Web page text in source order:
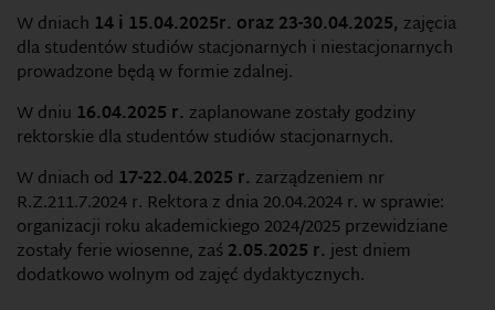
W dniach 14 i 15.04.2025r. oraz 23-30.04.2025, zajęcia
dla studentów studiów stacjonarnych i niestacjonarnych
prowadzone będą w formie zdalnej.
W dniu 16.04.2025 r. zaplanowane zostały godziny
rektorskie dla studentów studiów stacjonarnych.
W dniach od 17-22.04.2025 r. zarządzeniem nr
R.Z.211.7.2024 r. Rektora z dnia 20.04.2024 r. w sprawie:
organizacji roku akademickiego 2024/2025 przewidziane
zostały ferie wiosenne, zaś2.05.2025 r.jest dniem
dodatkowo wolnym od zajęć dydaktycznych.